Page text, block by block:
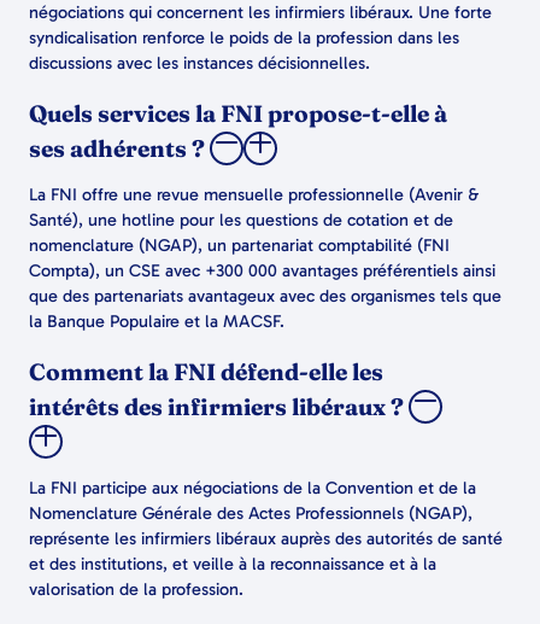
négociations qui concernent les infirmiers libéraux. Une forte
syndicalisation renforce le poids de la profession dans les
discussions avec les instances décisionnelles.
Quels services la FNI propose-t-elle à
ses adhérents ?
La FNI offre une revue mensuelle professionnelle (Avenir &
Santé), une hotline pour les questions de cotation et de
nomenclature (NGAP), un partenariat comptabilité (FNI
Compta), un CSE avec +300 000 avantages préférentiels ainsi
que des partenariats avantageux avec des organismes tels que
la Banque Populaire et la MACSF.
Comment la FNI défend-elle les
intérêts des infirmiers libéraux ?
La FNI participe aux négociations de la Convention et de la
Nomenclature Générale des Actes Professionnels (NGAP),
représente les infirmiers libéraux auprès des autorités de santé
et des institutions, et veille à la reconnaissance et à la
valorisation de la profession.